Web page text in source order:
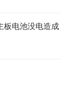
板电池没电造成